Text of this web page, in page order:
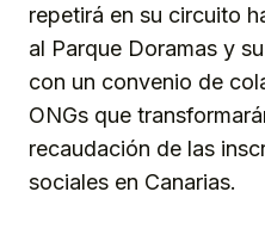
repetirá en su circuito
al Parque Doramas y
con un convenio de
ONGs que
recaudación de las
sociales en Canarias.